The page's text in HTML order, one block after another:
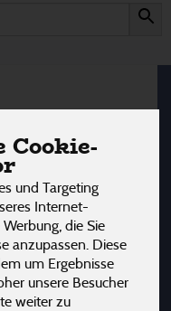
und Targeting
Internet-
die Sie
anzupassen. Diese
um Ergebnisse
unsere Besucher
weiter zu